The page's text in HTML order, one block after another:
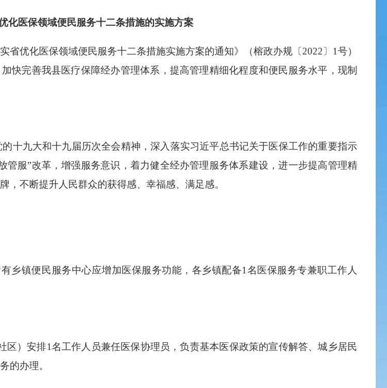
化医保领域便民服务十二条措施的实施方案
优化医保领域便民服务十二条措施实施方案的通知》（榕政办规〔2022〕1号）
快完善我县医疗保障经办管理体系，提高管理精细化程度和便民服务水平，现制
九大和十九届历次全会精神，深入落实习近平总书记关于医保工作的重要指示
服”改革，增强服务意识，着力健全经办管理服务体系建设，进一步提高管理精
不断提升人民群众的获得感、幸福感、满足感。
镇便民服务中心应增加医保服务功能，各乡镇配备1名医保服务专兼职工作人
）安排1名工作人员兼任医保协理员，负责基本医保政策的宣传解答、城乡居民
的办理。